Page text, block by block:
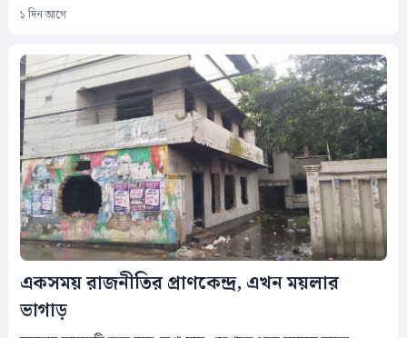
১ দিন আগে
একসময় রাজনীতির প্রাণকেন্দ্র, এখন ময়লার
ভাগাড়